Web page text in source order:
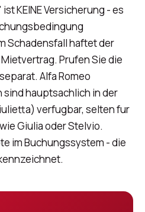
KEINE Versicherung - es
Schadensfall haftet der
Prufen Sie die
Alfa Romeo
sind hauptsachlich in der
verfugbar, selten fur
Giulia oder Stelvio.
im Buchungssystem - die